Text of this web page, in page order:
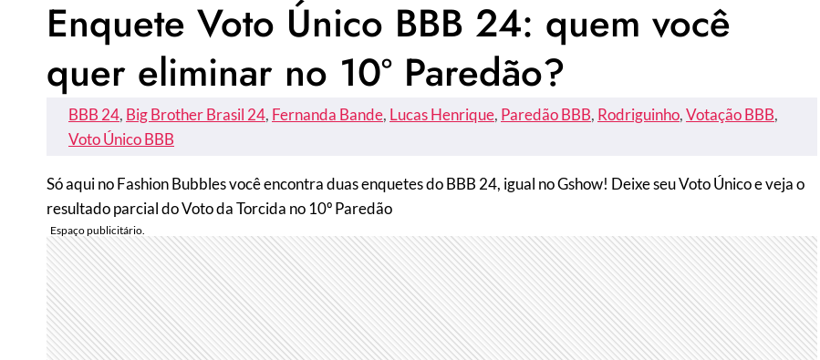
Enquete Voto Único BBB 24: quem você
quer eliminar no 10º Paredão?
BBB 24, Big Brother Brasil 24, Fernanda Bande, Lucas Henrique, Paredão BBB, Rodriguinho, Votação BBB
Voto Único BBB
Só aqui no Fashion Bubbles você encontra duas enquetes do BBB 24, igual no Gshow! Deixe seu Voto Único e veja o
resultado parcial do Voto da Torcida no 10º Paredão